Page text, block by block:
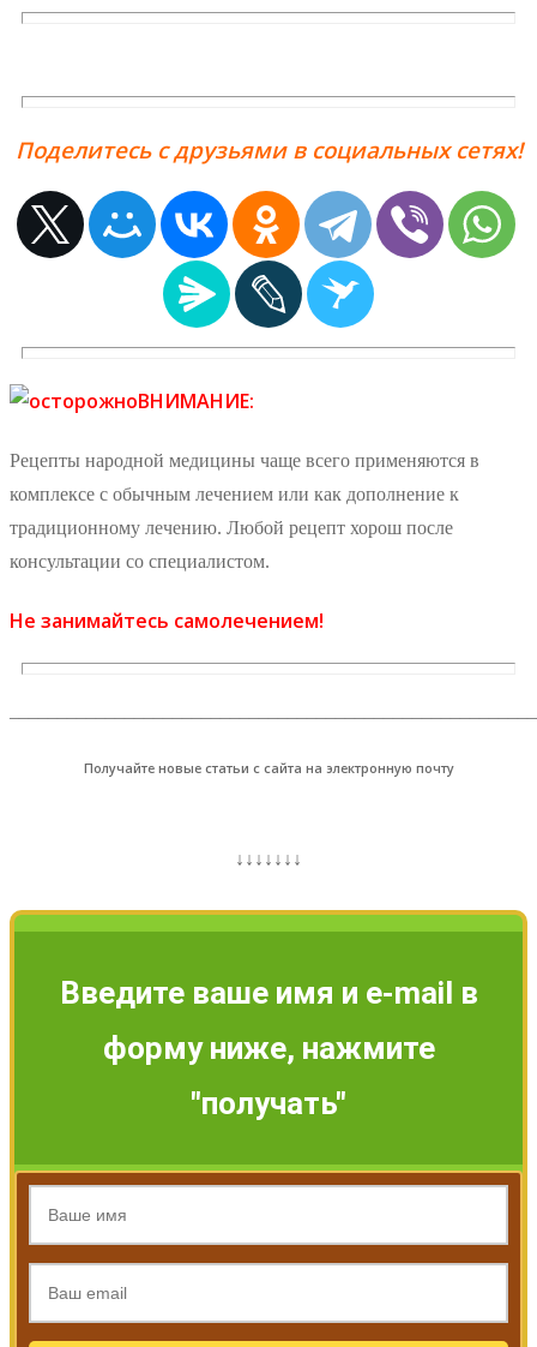
Поделитесь с друзьями в социальных сетях!
ВНИМАНИЕ:
Рецепты народной медицины чаще всего применяются в
комплексе с обычным лечением или как дополнение к
традиционному лечению. Любой рецепт хорош после
консультации со специалистом.
Не занимайтесь самолечением!
Получайте новые статьи с сайта на электронную почту
↓↓↓↓↓↓↓
Введите ваше имя и e-mail в
форму ниже, нажмите
"получать"